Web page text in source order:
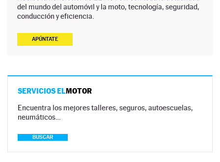
del mundo del automóvil y la moto, tecnología, seguridad,
conducción y eficiencia.
APÚNTATE
SERVICIOS ELMOTOR
Encuentra los mejores talleres, seguros, autoescuelas,
neumáticos…
BUSCAR